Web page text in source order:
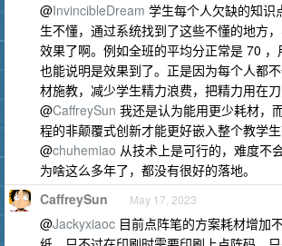
@InvincibleDream 学生每个人欠缺的知识
生不懂，通过系统找到了这些不懂的地方
效果了啊。例如全班的平均分正常是 70
也能说明是效果到了。正是因为每个人都
材施教，减少学生精力浪费，把精力用在刀
@CaffreySun 我还是认为能用更少耗材，
程的非颠覆式创新才能更好嵌入整个教学生
@chuhemiao 从技术上是可行的，难度不
为啥这么多年了，都没有很好的落地。
CaffreySun May 17, 2023
@Jackyxiaoc 目前点阵笔的方案耗材增加